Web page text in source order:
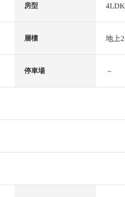
房型 4LDK
層樓 地上
停車場 －